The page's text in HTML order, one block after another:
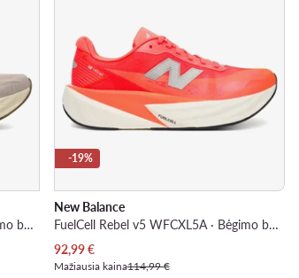
FuelCell Rebel v5 WFCXPB5 · Bėgimo batai
-19%
New Balance
FuelCell Rebel v5 WFCXL5A · Bėgimo batai
Dabartinė kaina
92,99€
Mažiausia kaina114,99 €